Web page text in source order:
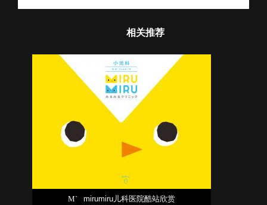
相关推荐
M` mirumiru儿科医院酷站欣赏